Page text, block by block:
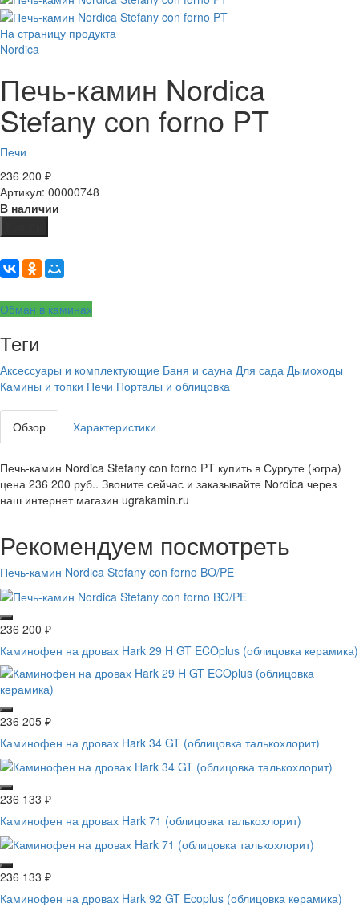
На страницу продукта
Nordica
Печь-камин Nordica
Stefany con forno PT
Печи
236 200 ₽
Артикул: 00000748
В наличии
Обман в каминах
Теги
Аксессуары и комплектующие Баня и сауна Для сада Дымоходы
Камины и топки Печи Порталы и облицовка
Обзор Характеристики
Печь-камин Nordica Stefany con forno PT купить в Сургуте (югра)
цена 236 200 руб.. Звоните сейчас и заказывайте Nordica через
наш интернет магазин ugrakamin.ru
Рекомендуем посмотреть
Печь-камин Nordica Stefany con forno BO/PE
236 200 ₽
Каминофен на дровах Hark 29 H GT ECOplus (облицовка керамика)
236 205 ₽
Каминофен на дровах Hark 34 GT (облицовка талькохлорит)
236 133 ₽
Каминофен на дровах Hark 71 (облицовка талькохлорит)
236 133 ₽
Каминофен на дровах Hark 92 GT Ecoplus (облицовка керамика)